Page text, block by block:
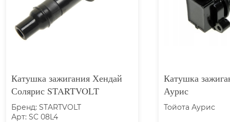
Катушка зажигания Хендай
Солярис STARTVOLT
Бренд: STARTVOLT
Арт: SC 08L4
Катушка
Аурис
Тойота Аурис